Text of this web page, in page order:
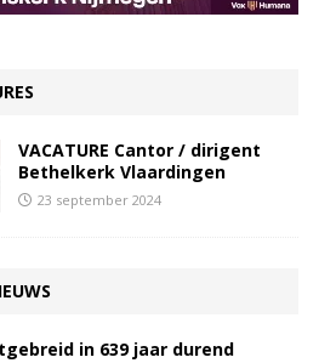
VACATURE Cantor / dirigent
Bethelkerk Vlaardingen
23 september 2024
in 639 jaar durend